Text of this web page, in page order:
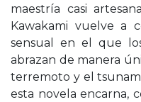
maestría casi
Kawakami vuelve a
sensual en el que
abrazan de manera
terremoto y el
esta novela encarna,